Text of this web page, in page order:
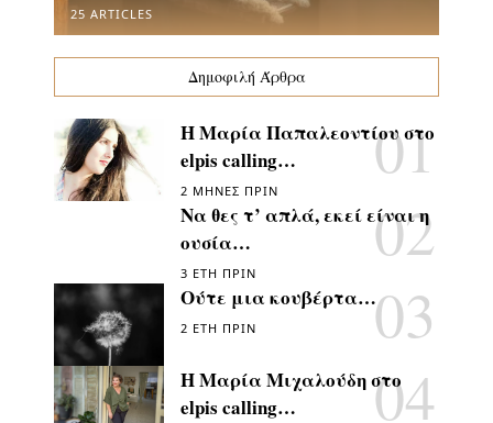
25 ARTICLES
Δημοφιλή Άρθρα
Η Μαρία Παπαλεοντίου στο
elpis calling…
2 ΜΉΝΕΣ ΠΡΙΝ
Να θες τ’ απλά, εκεί είναι η
ουσία…
3 ΈΤΗ ΠΡΙΝ
Ούτε μια κουβέρτα…
2 ΈΤΗ ΠΡΙΝ
Η Μαρία Μιχαλούδη στο
elpis calling…